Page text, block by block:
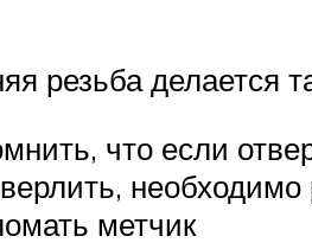
резьба делается
что если
метчик